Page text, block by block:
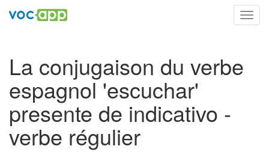
La conjugaison du verbe
espagnol 'escuchar'
presente de indicativo -
verbe régulier